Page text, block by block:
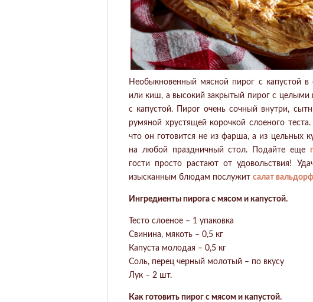
Необыкновенный мясной пирог с капустой
или киш, а высокий закрытый пирог с целыми
с капустой. Пирог очень сочный внутри,
румяной хрустящей корочкой слоеного
что он готовится не из фарша, а из цельных
на любой праздничный стол. Подайте еще
гости просто растают от удовольствия!
изысканным блюдам послужит салат
Ингредиенты пирога с мясом и капустой.
Тесто слоеное – 1 упаковка
Свинина, мякоть – 0,5 кг
Капуста молодая – 0,5 кг
Соль, перец черный молотый – по вкусу
Лук – 2 шт.
Как готовить пирог с мясом и капустой.